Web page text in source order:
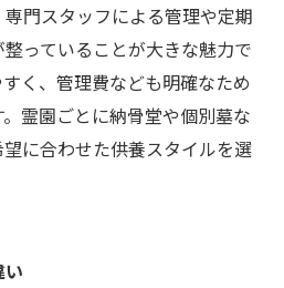
門スタッフによる管理や定期
っていることが大きな魅力で
く、管理費なども明確なため
霊園ごとに納骨堂や個別墓な
に合わせた供養スタイルを選